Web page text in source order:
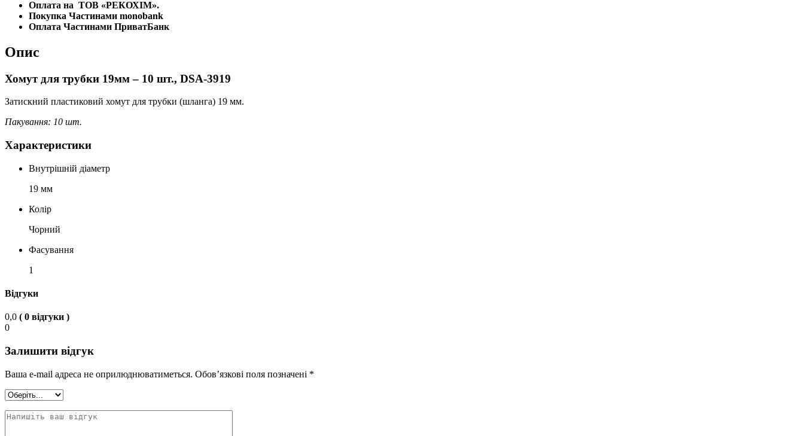
Оплата на ТОВ «РЕКОХІМ».
Покупка Частинами monobank
Оплата Частинами ПриватБанк
Опис
Хомут для трубки 19мм – 10 шт., DSA-3919
Затискний пластиковий хомут для трубки (шланга) 19 мм.
Пакування: 10 шт.
Характеристики
Внутрішній діаметр
19 мм
Колір
Чорний
Фасування
1
Відгуки
0,0 ( 0 відгуки )
0
Залишити відгук
Ваша e-mail адреса не оприлюднюватиметься. Обов’язкові поля позначені *